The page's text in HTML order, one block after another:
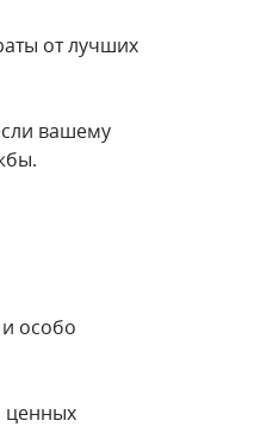
от лучших
вашему
особо
ценных